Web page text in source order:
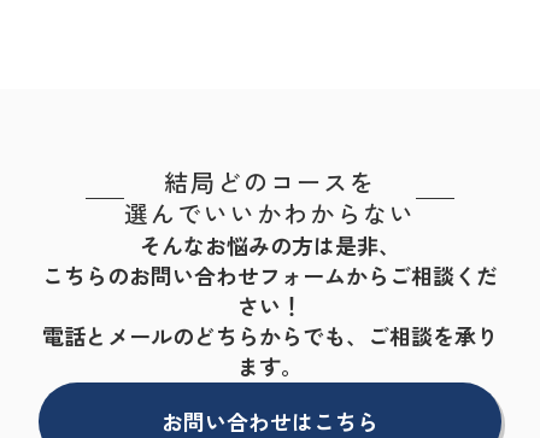
結局どのコースを
選んでいいかわからない
そんなお悩みの方は是非、
こちらのお問い合わせフォームからご相談くだ
さい！
電話とメールのどちらからでも、ご相談を承り
ます。
お問い合わせはこちら